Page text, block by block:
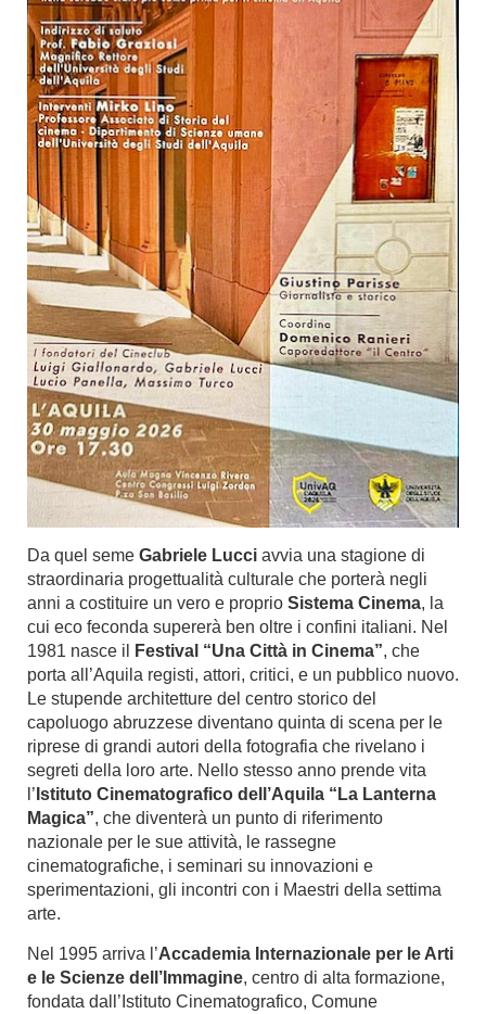
Da quel seme Gabriele Lucci avvia una stagione di
straordinaria progettualità culturale che porterà negli
anni a costituire un vero e proprio Sistema Cinema, la
cui eco feconda supererà ben oltre i confini italiani. Nel
1981 nasce il
Festival “Una Città in Cinema”, che
porta all’Aquila registi, attori, critici, e un pubblico nuovo.
Le stupende architetture del centro storico del
capoluogo abruzzese diventano quinta di scena per le
riprese di grandi autori della fotografia che rivelano i
segreti della loro arte. Nello stesso anno prende vita
l’ Istituto Cinematografico dell’Aquila “La Lanterna
Magica”, che diventerà un punto di riferimento
nazionale per le sue attività, le rassegne
cinematografiche, i seminari su innovazioni e
sperimentazioni, gli incontri con i Maestri della settima
arte.
Nel 1995 arriva l’Accademia Internazionale per le Arti
e le Scienze dell’Immagine, centro di alta formazione,
fondata dall’Istituto Cinematografico, Comune